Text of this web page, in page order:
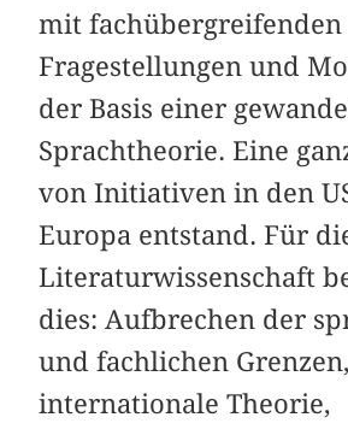
mit fachübergreifenden
Fragestellungen und
der Basis einer
Sprachtheorie. Eine
von Initiativen in den
Europa entstand. Für
Literaturwissenschaft
dies: Aufbrechen der
und fachlichen Grenzen,
internationale Theorie,